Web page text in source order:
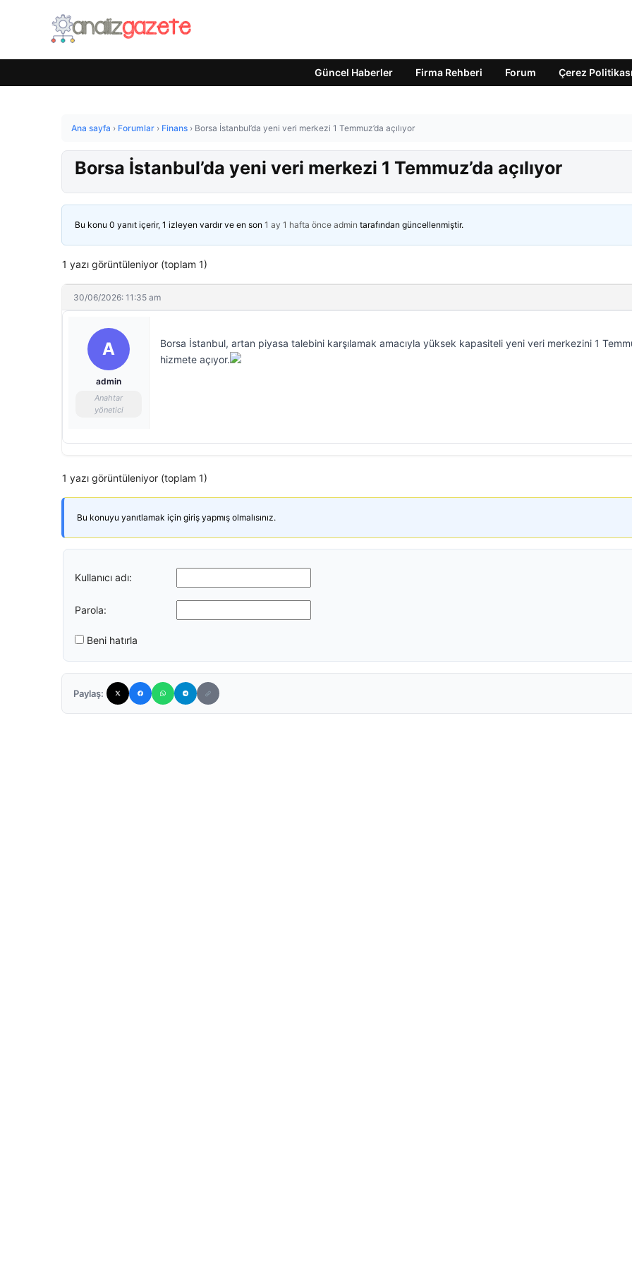
Güncel Haberler Firma Rehberi Forum Çerez Politikası
Ana sayfa › Forumlar › Finans › Borsa İstanbul’da yeni veri merkezi 1 Temmuz’da açılıyor
Borsa İstanbul’da yeni veri merkezi 1 Temmuz’da açılıyor
Bu konu 0 yanıt içerir, 1 izleyen vardır ve en son 1 ay 1 hafta önce admin tarafından güncellenmiştir.
1 yazı görüntüleniyor (toplam 1)
30/06/2026: 11:35 am
A
admin
Anahtar
yönetici
Borsa İstanbul, artan piyasa talebini karşılamak amacıyla yüksek kapasiteli yeni veri merkezini 1
hizmete açıyor.
1 yazı görüntüleniyor (toplam 1)
Bu konuyu yanıtlamak için giriş yapmış olmalısınız.
Kullanıcı adı:
Parola:
Beni hatırla
Paylaş: